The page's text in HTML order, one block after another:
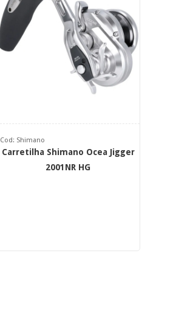
Cod: Shimano
Carretilha Shimano Ocea Jigger
2001NR HG